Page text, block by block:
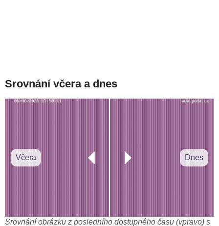
Srovnání včera a dnes
Včera Dnes
Srovnání obrázku z posledního dostupného času (vpravo) s